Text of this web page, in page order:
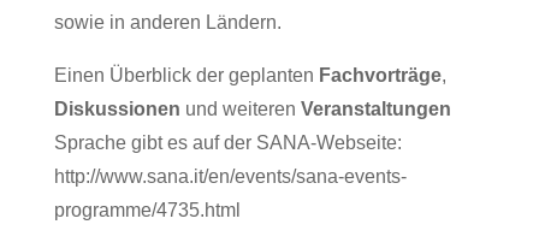
sowie in anderen Ländern.
Einen Überblick der geplanten Fachvorträge,
Diskussionen und weiteren Veranstaltungen
Sprache gibt es auf der SANA-Webseite:
http://www.sana.it/en/events/sana-events-
programme/4735.html